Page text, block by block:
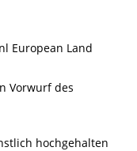
European Land
Vorwurf des
hochgehalten